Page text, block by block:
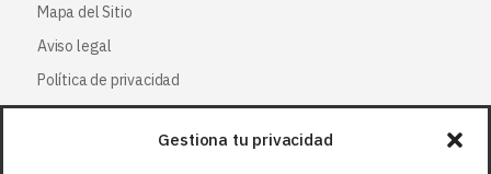
Gestiona tu privacidad
Mapa del Sitio
Aviso legal
Política de privacidad
Política de cookies